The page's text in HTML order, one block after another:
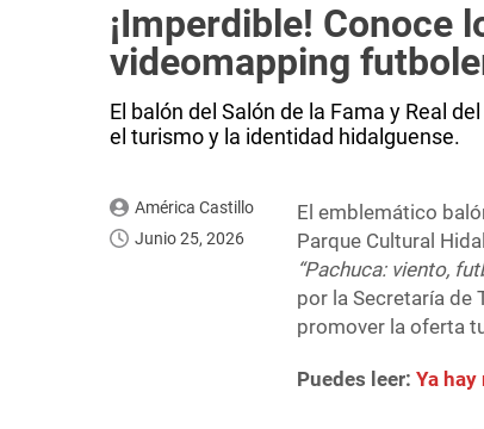
¡Imperdible! Conoce
videomapping
El balón del Salón de la Fama y Real
el turismo y la identidad hidalguense.
América Castillo
Junio 25, 2026
El emblemático
Parque Cultural
“Pachuca: viento,
por la Secretaría de
promover la oferta
Puedes leer:Ya